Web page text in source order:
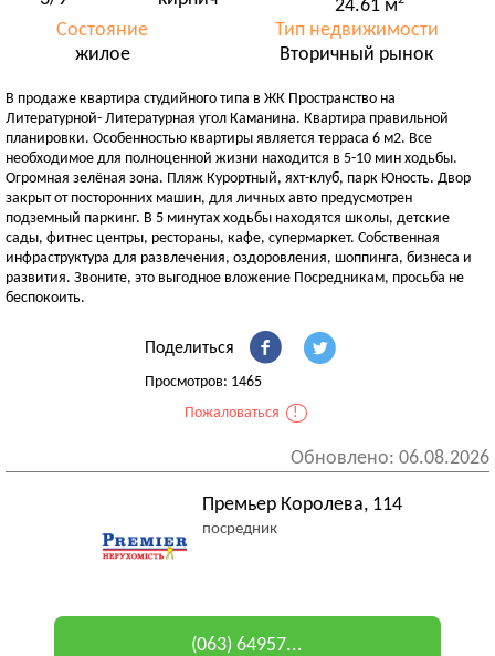
24.61 м
Состояние
жилое
Тип недвижимости
Вторичный рынок
В продаже квартира студийного типа в ЖК Пространство на
Литературной- Литературная угол Каманина. Квартира правильной
планировки. Особенностью квартиры является терраса 6 м2. Все
необходимое для полноценной жизни находится в 5-10 мин ходьбы.
Огромная зелёная зона. Пляж Курортный, яхт-клуб, парк Юность. Двор
закрыт от посторонних машин, для личных авто предусмотрен
подземный паркинг. В 5 минутах ходьбы находятся школы, детские
сады, фитнес центры, рестораны, кафе, супермаркет. Собственная
инфраструктура для развлечения, оздоровления, шоппинга, бизнеса и
развития. Звоните, это выгодное вложение Посредникам, просьба не
беспокоить.
Поделиться
Просмотров: 1465
Пожаловаться
!
Обновлено: 06.08.2026
Премьер Королева, 114
посредник
(063) 64957...